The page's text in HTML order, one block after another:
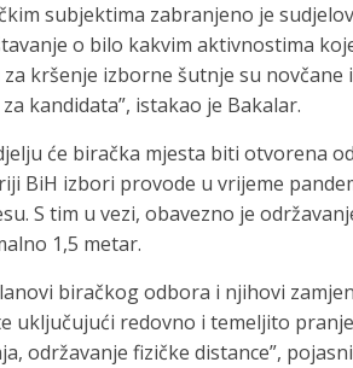
subjektima zabranjeno je
o bilo kakvim aktivnostima
kršenje izborne šutnje su novčane
za kandidata”, istakao je Bakalar.
će biračka mjesta biti otvorena
BiH izbori provode u vrijeme
S tim u vezi, obavezno je
1,5 metar.
biračkog odbora i njihovi
uključujući redovno i temeljito
održavanje fizičke distance”,